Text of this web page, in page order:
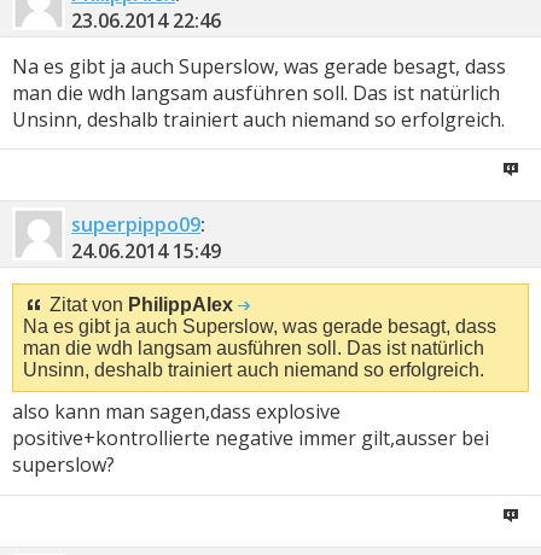
23.06.201422:46
Na es gibt ja auch Superslow, was gerade besagt, dass
man die wdh langsam ausführen soll. Das ist natürlich
Unsinn, deshalb trainiert auch niemand so erfolgreich.
superpippo09:
24.06.201415:49
Zitat von PhilippAlex
Na es gibt ja auch Superslow, was gerade besagt, dass
man die wdh langsam ausführen soll. Das ist natürlich
Unsinn, deshalb trainiert auch niemand so erfolgreich.
also kann man sagen,dass explosive
positive+kontrollierte negative immer gilt,ausser bei
superslow?